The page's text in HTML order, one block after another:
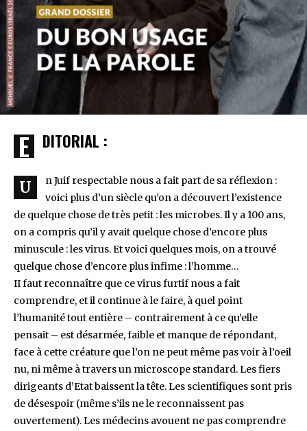
EDITORIAL :
U
n Juif respectable nous a fait part de sa réflexion :
voici plus d’un siècle qu’on a découvert l’existence
de quelque chose de très petit : les microbes. Il y a 100 ans,
on a compris qu’il y avait quelque chose d’encore plus
minuscule : les virus. Et voici quelques mois, on a trouvé
quelque chose d’encore plus infime : l’homme…
II faut reconnaître que ce virus furtif nous a fait
comprendre, et il continue à le faire, à quel point
l’humanité tout entière – contrairement à ce qu’elle
pensait – est désarmée, faible et manque de répondant,
face à cette créature que l’on ne peut même pas voir à l’oeil
nu, ni même à travers un microscope standard. Les fiers
dirigeants d’Etat baissent la tête. Les scientifiques sont pris
de désespoir (même s’ils ne le reconnaissent pas
ouvertement). Les médecins avouent ne pas comprendre